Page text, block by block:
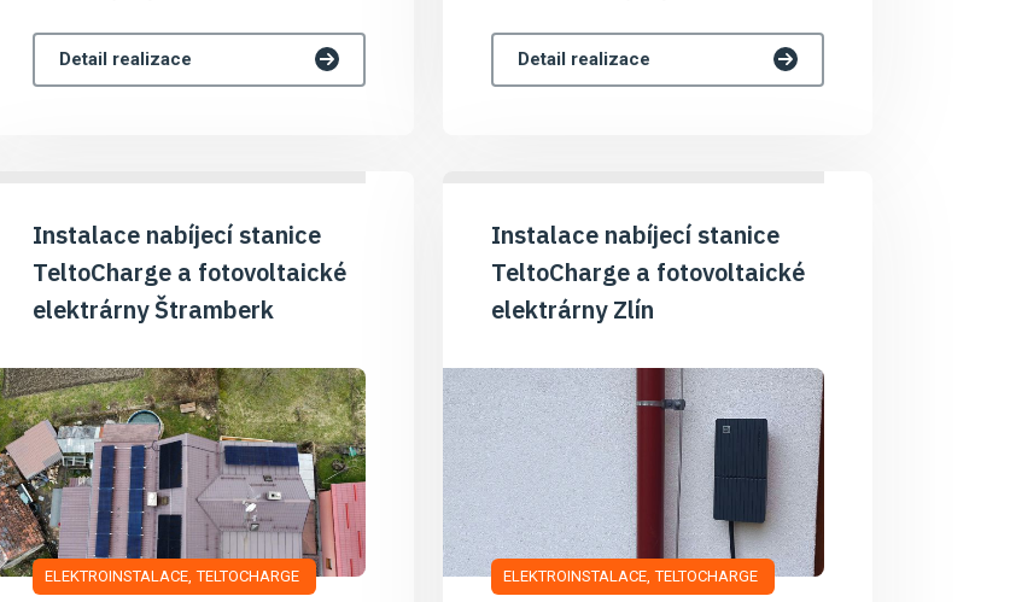
Detail realizace Detail realizace
Instalace nabíjecí stanice
TeltoCharge a fotovoltaické
elektrárny Štramberk
ELEKTROINSTALACE TELTOCHARGE
Instalace nabíjecí stanice
TeltoCharge a fotovoltaické
elektrárny Zlín
ELEKTROINSTALACE TELTOCHARGE